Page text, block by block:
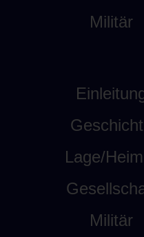
Militär
Lage/
Militär